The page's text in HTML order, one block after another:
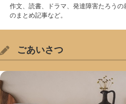
作文、読書、ドラマ、発達障害たろうの
のまとめ記事など。
ごあいさつ